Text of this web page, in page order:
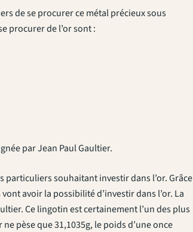
de se procurer ce métal précieux sous
procurer de l’or sont :
par Jean Paul Gaultier.
particuliers souhaitant investir dans l’or. Grâce
avoir la possibilité d’investir dans l’or. La
Ce lingotin est certainement l’un des plus
pèse que 31,1035g, le poids d’une once